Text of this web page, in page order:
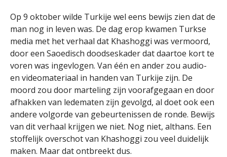
Op 9 oktober wilde Turkije wel eens bewijs zien dat de
man nog in leven was. De dag erop kwamen Turkse
media met het verhaal dat Khashoggi was vermoord,
door een Saoedisch doodseskader dat daartoe kort te
voren was ingevlogen. Van één en ander zou audio-
en videomateriaal in handen van Turkije zijn. De
moord zou door marteling zijn voorafgegaan en door
afhakken van ledematen zijn gevolgd, al doet ook een
andere volgorde van gebeurtenissen de ronde. Bewijs
van dit verhaal krijgen we niet. Nog niet, althans. Een
stoffelijk overschot van Khashoggi zou veel duidelijk
maken. Maar dat ontbreekt dus.